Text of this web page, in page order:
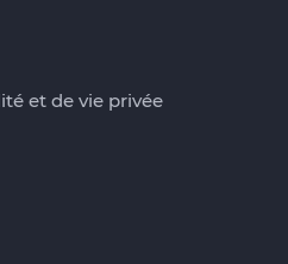
et de vie privée